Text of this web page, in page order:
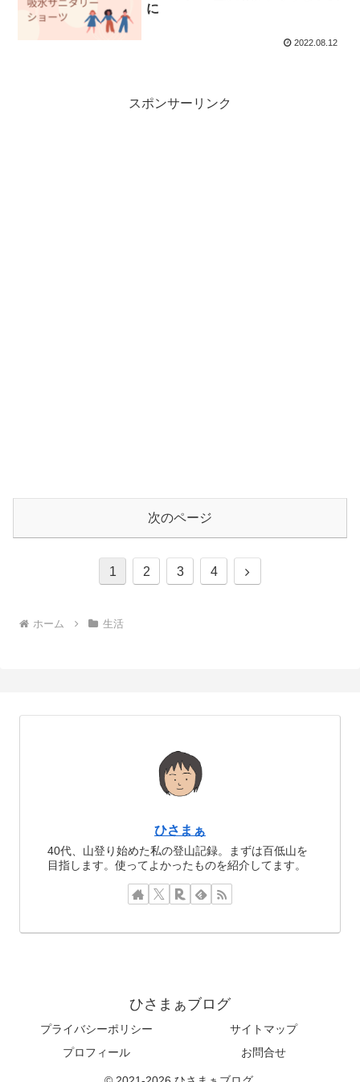
に
2022.08.12
スポンサーリンク
次のページ
1 2 3 4
次
ホーム 生活
ひさまぁ
40代、山登り始めた私の登山記録。まずは百低山を
目指します。使ってよかったものを紹介してます。
ひさまぁブログ
プライバシーポリシー
サイトマップ
プロフィール
お問合せ